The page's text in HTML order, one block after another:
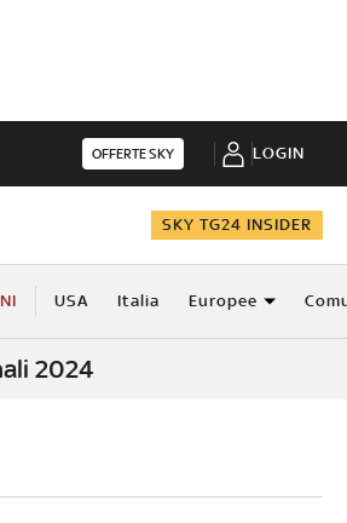
OFFERTE SKY LOGIN
SKY TG24 INSIDER
USA Italia Europee
2024